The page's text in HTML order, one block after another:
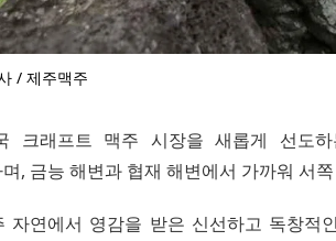
/ 제주맥주
크래프트 맥주 시장을 새롭게 선도
, 금능 해변과 협재 해변에서 가까워 서
자연에서 영감을 받은 신선하고 독창적